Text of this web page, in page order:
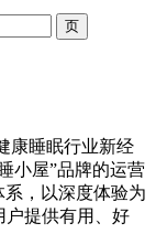
康睡眠行业新经
小屋”品牌的运营
，以深度体验为
户提供有用、好